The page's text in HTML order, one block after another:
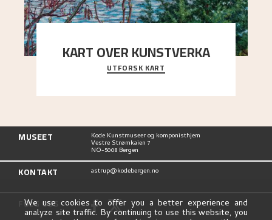
KART OVER KUNSTVERKA
Utforsk stedene og utsiktene i Astrups malerier
UTFORSK KART
MUSEET Kode Kunstmuseer og komponisthjem
Vestre Strømkaien 7
NO-5008 Bergen
KONTAKT astrup@kodebergen.no
FØLG OSS
We use cookies to offer you a better experience and
analyze site traffic. By continuing to use this website, you